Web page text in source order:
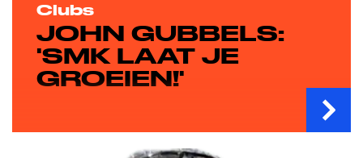
Clubs
JOHN GUBBELS:
'SMK LAAT JE
GROEIEN!'